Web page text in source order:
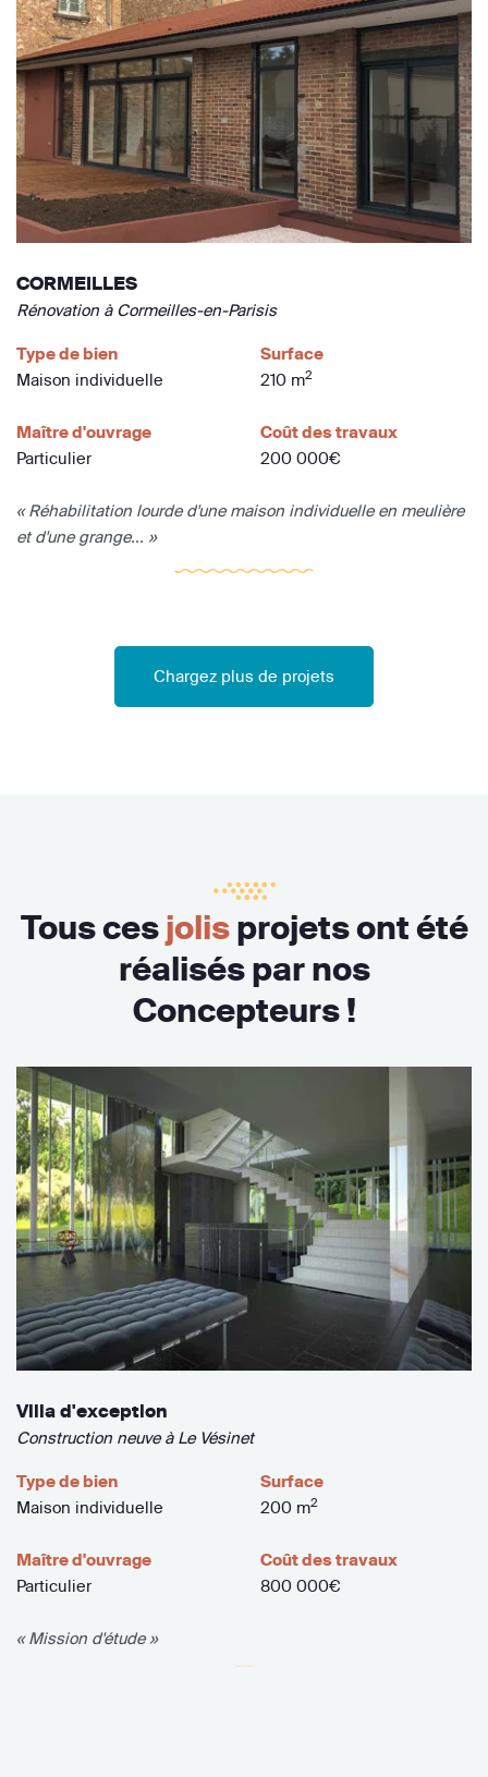
CORMEILLES
Rénovation à Cormeilles-en-Parisis
Type de bien
Maison individuelle
Surface
210 m2
Maître d'ouvrage
Particulier
Coût des travaux
200 000€
« Réhabilitation lourde d'une maison individuelle en meulière
et d'une grange... »
Chargez plus de projets
Tous cesjolisprojets ont été
réalisés par nos
Concepteurs !
Villa d'exception
Construction neuve à Le Vésinet
Type de bien
Maison individuelle
Surface
200 m2
Maître d'ouvrage
Particulier
Coût des travaux
800 000€
« Mission d'étude »